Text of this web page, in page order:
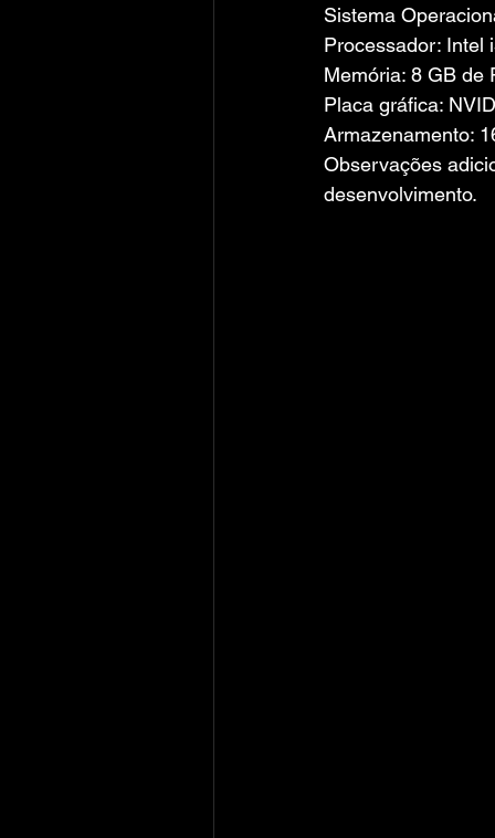
Sistema
Processador: Intel
Memória: 8 GB de
Placa gráfica:
Armazenamento:
Observações
desenvolvimento.